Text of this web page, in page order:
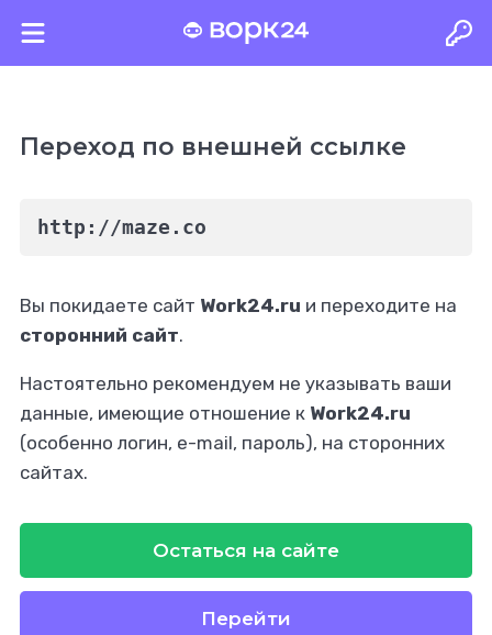
Переход по внешней ссылке
http://maze.co
Вы покидаете сайт Work24.ru и переходите на
сторонний сайт.
Настоятельно рекомендуем не указывать ваши
данные, имеющие отношение к Work24.ru
(особенно логин, e-mail, пароль), на сторонних
сайтах.
Остаться на сайте
Перейти